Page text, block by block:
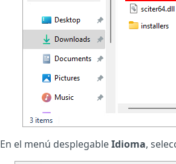
En el menú desplegableIdioma,